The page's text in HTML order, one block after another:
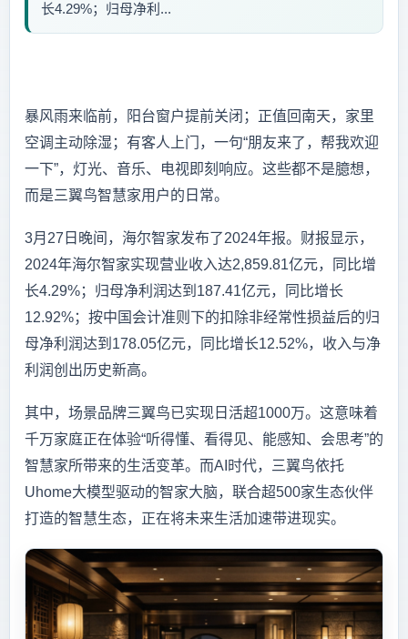
长4.29%；归母净利...
暴风雨来临前，阳台窗户提前关闭；正值回南天，家里
空调主动除湿；有客人上门，一句“朋友来了，帮我欢迎
一下”，灯光、音乐、电视即刻响应。这些都不是臆想，
而是三翼鸟智慧家用户的日常。
3月27日晚间，海尔智家发布了2024年报。财报显示，
2024年海尔智家实现营业收入达2,859.81亿元，同比增
长4.29%；归母净利润达到187.41亿元，同比增长
12.92%；按中国会计准则下的扣除非经常性损益后的归
母净利润达到178.05亿元，同比增长12.52%，收入与净
利润创出历史新高。
其中，场景品牌三翼鸟已实现日活超1000万。这意味着
千万家庭正在体验“听得懂、看得见、能感知、会思考”的
智慧家所带来的生活变革。而AI时代，三翼鸟依托
Uhome大模型驱动的智家大脑，联合超500家生态伙伴
打造的智慧生态，正在将未来生活加速带进现实。